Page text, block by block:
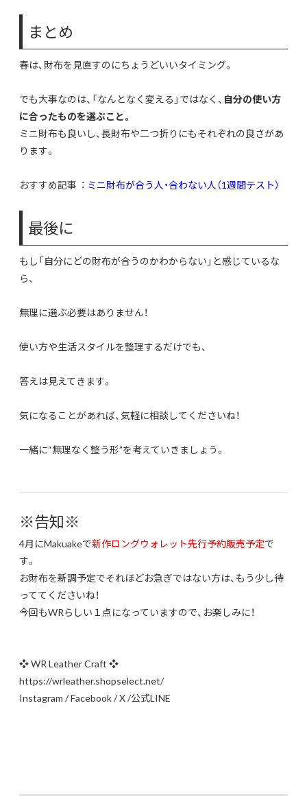
まとめ
春は、財布を見直すのにちょうどいいタイミング。
でも大事なのは、「なんとなく変える」ではなく、 自分の使い方
に合ったものを選ぶこと。
ミニ財布も良いし、長財布や二つ折りにもそれぞれの良さがあ
ります。
おすすめ記事 ： ミニ財布が合う人・合わない人（1週間テスト）
最後に
もし「自分にどの財布が合うのかわからない」と感じているな
ら、
無理に選ぶ必要はありません！
使い方や生活スタイルを整理するだけでも、
答えは見えてきます。
気になることがあれば、気軽に相談してくださいね！
一緒に“無理なく整う形”を考えていきましょう。
※告知※
4月にMakuakeで新作ロングウォレット先行予約販売予定で
す。
お財布を新調予定でそれほどお急ぎではない方は、もう少し待
っててくださいね！
今回もWRらしい１点になっていますので、お楽しみに！
❖ WR Leather Craft ❖
https://wrleather.shopselect.net/
Instagram /Facebook/X/公式LINE